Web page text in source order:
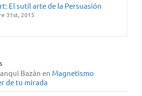
El sutil arte de la Persuasión
31st, 2015
Bazán en Magnetismo
de tu mirada